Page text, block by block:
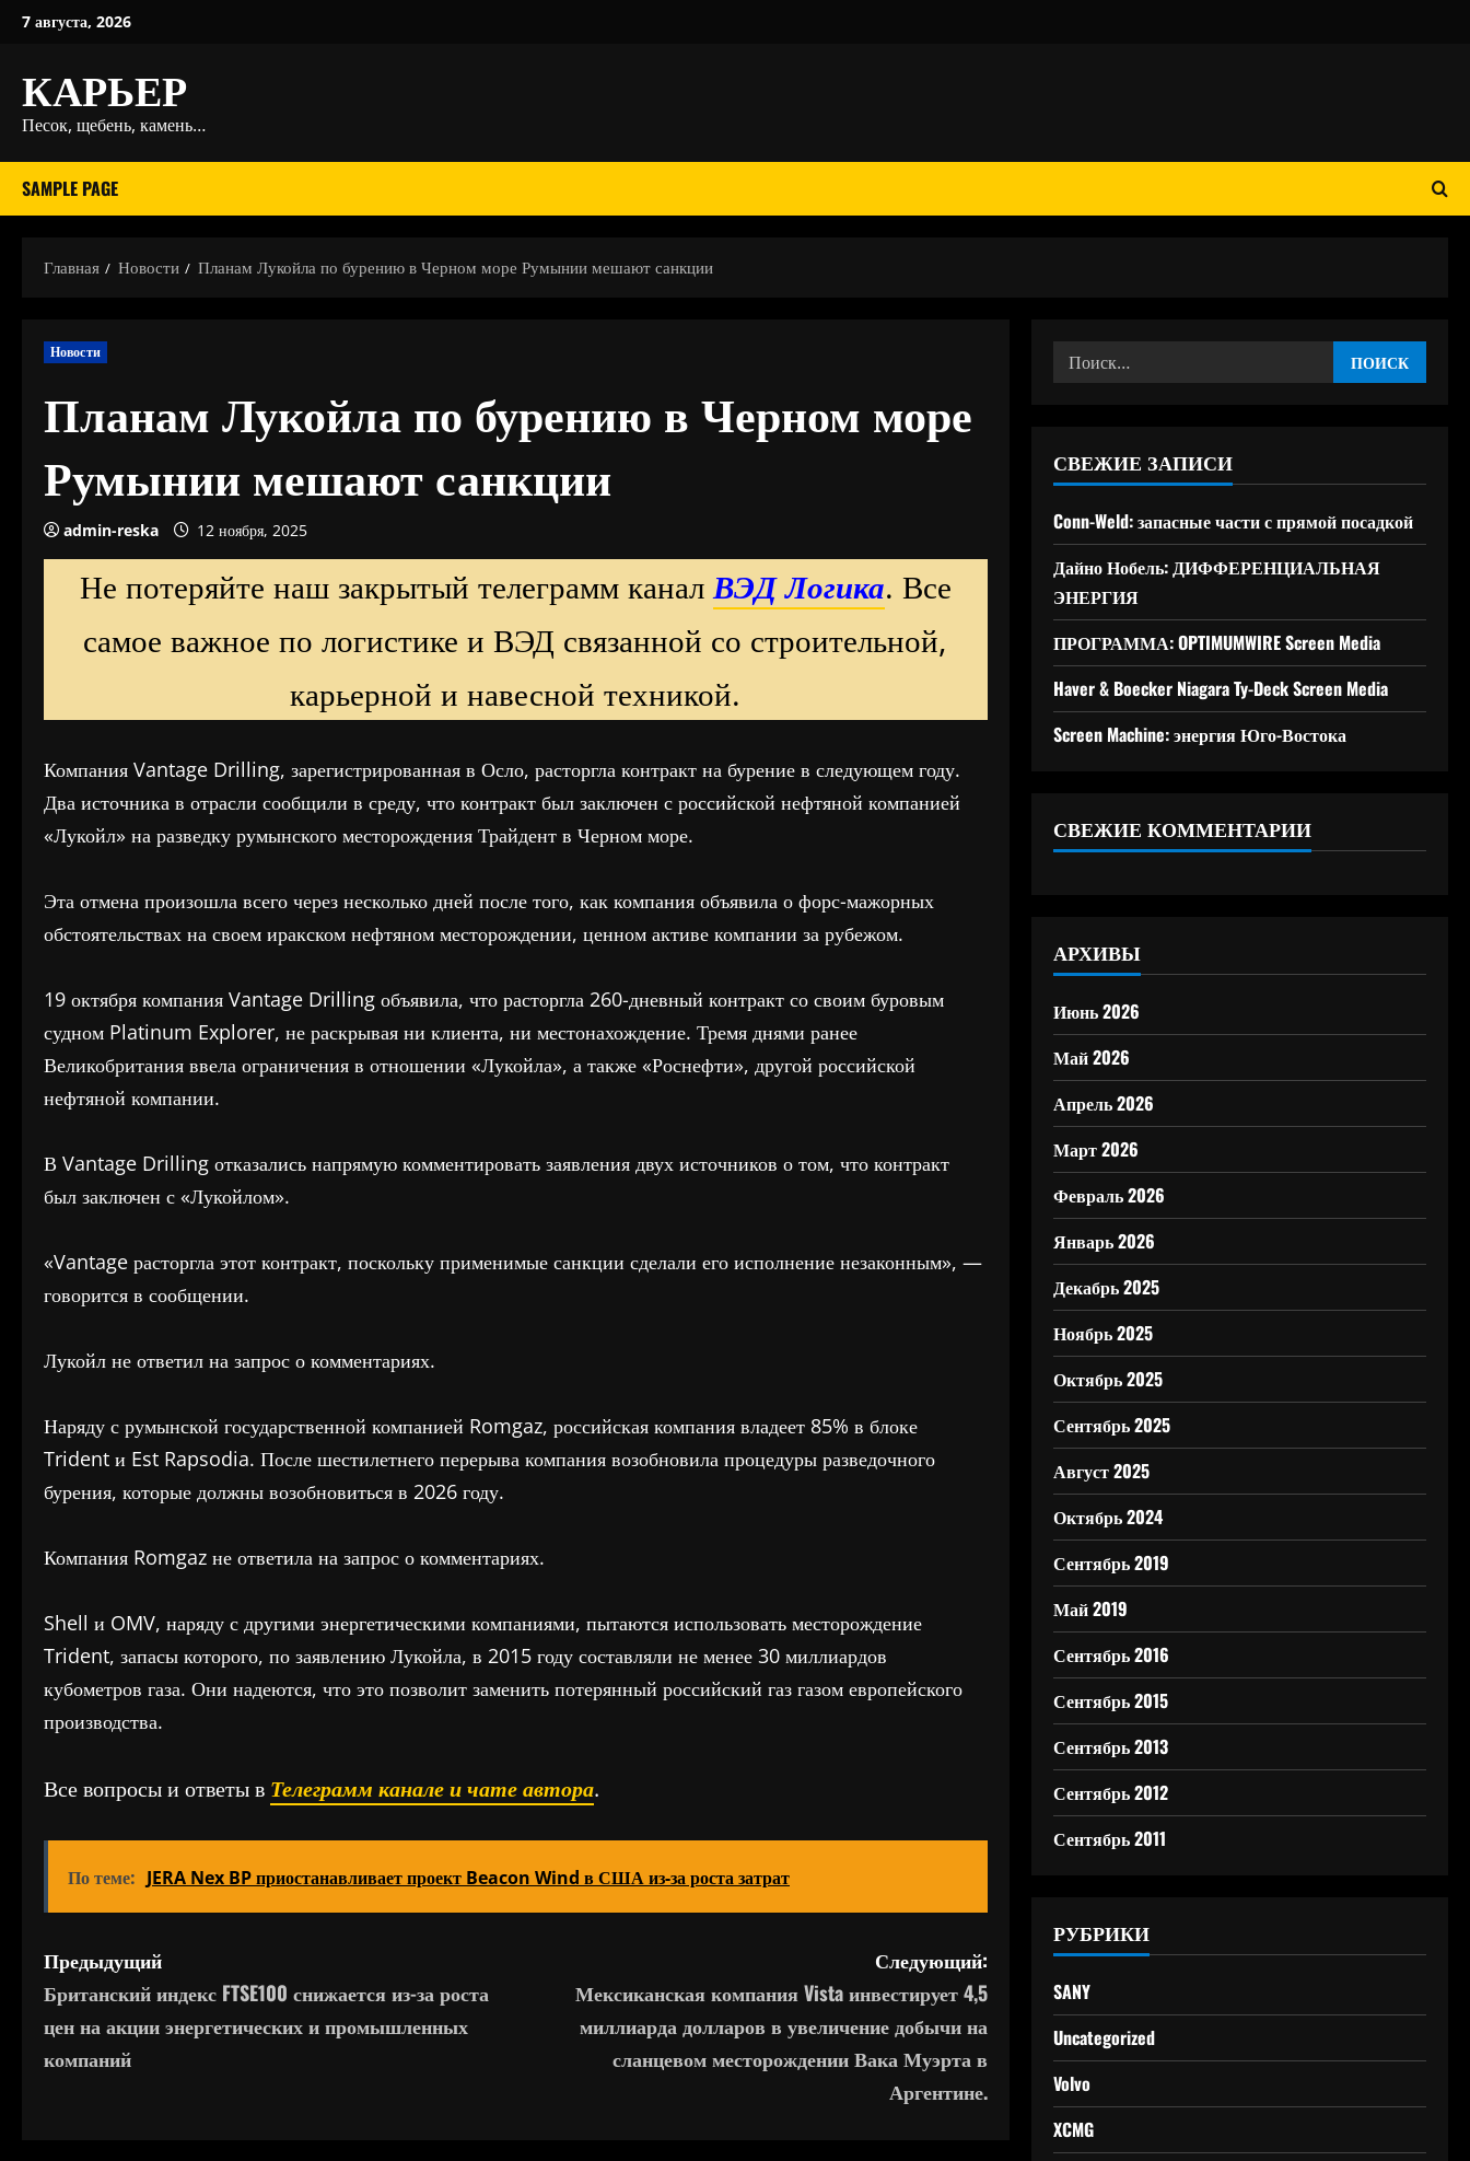
Перейти
7 августа, 2026
КАРЬЕР
Песок, щебень, камень…
SAMPLE PAGE
Главная Новости Планам Лукойла по бурению в Черном море Румынии мешают санкции
Новости
Планам Лукойла по бурению в Черном море
Румынии мешают санкции
admin-reska 12 ноября, 2025
Не потеряйте наш закрытый телеграмм каналВЭД Логика. Все
самое важное по логистике и ВЭД связанной со строительной,
карьерной и навесной техникой.
Компания Vantage Drilling, зарегистрированная в Осло, расторгла контракт на бурение в следующем году.
Два источника в отрасли сообщили в среду, что контракт был заключен с российской нефтяной компанией
«Лукойл» на разведку румынского месторождения Трайдент в Черном море.
Эта отмена произошла всего через несколько дней после того, как компания объявила о форс-мажорных
обстоятельствах на своем иракском нефтяном месторождении, ценном активе компании за рубежом.
19 октября компания Vantage Drilling объявила, что расторгла 260-дневный контракт со своим буровым
судном Platinum Explorer, не раскрывая ни клиента, ни местонахождение. Тремя днями ранее
Великобритания ввела ограничения в отношении «Лукойла», а также «Роснефти», другой российской
нефтяной компании.
В Vantage Drilling отказались напрямую комментировать заявления двух источников о том, что контракт
был заключен с «Лукойлом».
«Vantage расторгла этот контракт, поскольку применимые санкции сделали его исполнение незаконным», —
говорится в сообщении.
Лукойл не ответил на запрос о комментариях.
Наряду с румынской государственной компанией Romgaz, российская компания владеет 85% в блоке
Trident и Est Rapsodia. После шестилетнего перерыва компания возобновила процедуры разведочного
бурения, которые должны возобновиться в 2026 году.
Компания Romgaz не ответила на запрос о комментариях.
Shell и OMV, наряду с другими энергетическими компаниями, пытаются использовать месторождение
Trident, запасы которого, по заявлению Лукойла, в 2015 году составляли не менее 30 миллиардов
кубометров газа. Они надеются, что это позволит заменить потерянный российский газ газом европейского
производства.
Все вопросы и ответы в Телеграмм канале и чате автора.
По теме: JERA Nex BP приостанавливает проект Beacon Wind в США из-за роста затрат
Н
а
в
Предыдущий
Британский индекс FTSE100 снижается из-за роста
цен на акции энергетических и промышленных
компаний
Следующий:
Мексиканская компания Vista инвестирует 4,5
миллиарда долларов в увеличение добычи на
сланцевом месторождении Вака Муэрта в
Аргентине.
Найти:
СВЕЖИЕ ЗАПИСИ
Conn-Weld: запасные части с прямой посадкой
Дайно Нобель: ДИФФЕРЕНЦИАЛЬНАЯ
ЭНЕРГИЯ
ПРОГРАММА: OPTIMUMWIRE Screen Media
Haver & Boecker Niagara Ty-Deck Screen Media
Screen Machine: энергия Юго-Востока
СВЕЖИЕ КОММЕНТАРИИ
АРХИВЫ
Июнь 2026
Май 2026
Апрель 2026
Март 2026
Февраль 2026
Январь 2026
Декабрь 2025
Ноябрь 2025
Октябрь 2025
Сентябрь 2025
Август 2025
Октябрь 2024
Сентябрь 2019
Май 2019
Сентябрь 2016
Сентябрь 2015
Сентябрь 2013
Сентябрь 2012
Сентябрь 2011
РУБРИКИ
SANY
Uncategorized
Volvo
XCMG